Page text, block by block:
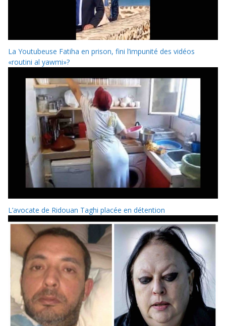
La Youtubeuse Fatiha en prison, fini l’impunité des vidéos
«routini al yawmi»?
L’avocate de Ridouan Taghi placée en détention